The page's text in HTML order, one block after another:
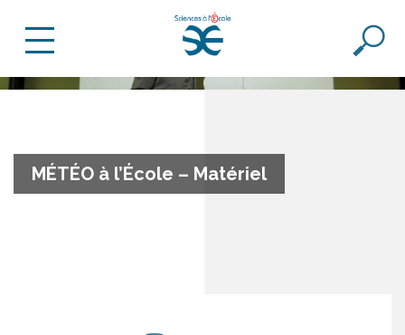
MÉTÉO à l’École – Matériel